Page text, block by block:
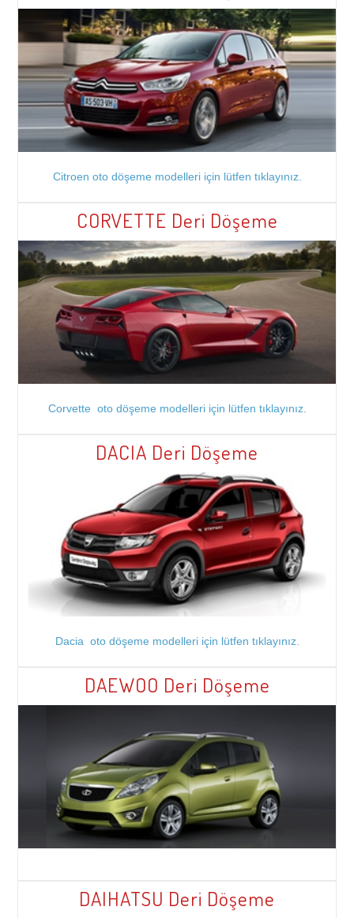
Citroen oto döşeme modelleri için lütfen tıklayınız.
CORVETTE Deri Döşeme
Corvette oto döşeme modelleri için lütfen tıklayınız.
DACIA Deri Döşeme
Dacia oto döşeme modelleri için lütfen tıklayınız.
DAEWOO Deri Döşeme
DAIHATSU Deri Döşeme